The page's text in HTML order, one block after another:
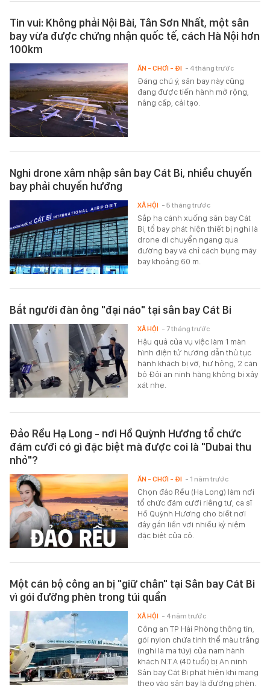
Tin vui: Không phải Nội Bài, Tân Sơn Nhất, một sân
bay vừa được chứng nhận quốc tế, cách Hà Nội hơn
100km
Đáng chú ý, sân bay này cũng
đang được tiến hành mở rộng,
nâng cấp, cải tạo.
ĂN - CHƠI - ĐI - 4 tháng trước
Nghi drone xâm nhập sân bay Cát Bi, nhiều chuyến
bay phải chuyển hướng
Sắp hạ cánh xuống sân bay Cát
Bi, tổ bay phát hiện thiết bị nghi là
drone di chuyển ngang qua
đường bay và chỉ cách bụng máy
bay khoảng 60 m.
XÃ HỘI - 5 tháng trước
Bắt người đàn ông "đại náo" tại sân bay Cát Bi
Hậu quả của vụ việc làm 1 màn
hình điện tử hướng dẫn thủ tục
hành khách bị vỡ, hư hỏng, 2 cán
bộ Đội an ninh hàng không bị xây
xát nhẹ.
XÃ HỘI - 7 tháng trước
Đảo Rều Hạ Long - nơi Hồ Quỳnh Hương tổ chức
đám cưới có gì đặc biệt mà được coi là "Dubai thu
nhỏ"?
Chọn đảo Rều (Hạ Long) làm nơi
tổ chức đám cưới riêng tư, ca sĩ
Hồ Quỳnh Hương cho biết nơi
đây gắn liền với nhiều kỷ niệm
đặc biệt của cô.
ĂN - CHƠI - ĐI - 1 năm trước
Một cán bộ công an bị "giữ chân" tại Sân bay Cát Bi
vì gói đường phèn trong túi quần
Công an TP Hải Phòng thông tin,
gói nylon chứa tinh thể màu trắng
(nghi là ma túy) của nam hành
khách N.T.A (40 tuổi) bị An ninh
Sân bay Cát Bi phát hiện khi mang
theo vào sân bay là đường phèn.
XÃ HỘI - 4 năm trước